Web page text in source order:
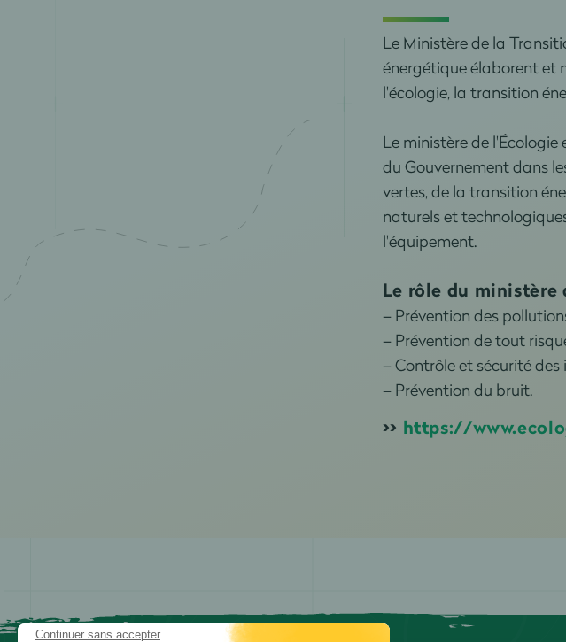
Le Ministère de la
énergétique élaborent et
l'écologie, la transition
Le ministère de
du Gouvernement dans
vertes, de la transition
naturels et
l'équipement.
Le rôle du
– Prévention des
– Prévention de tout
– Contrôle et sécurité
– Prévention du bruit.
>> https://
Continuer sans accepter